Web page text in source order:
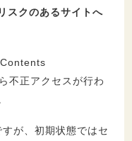
スクのあるサイトへ
不正アクセスが行わ
が、初期状態ではセ